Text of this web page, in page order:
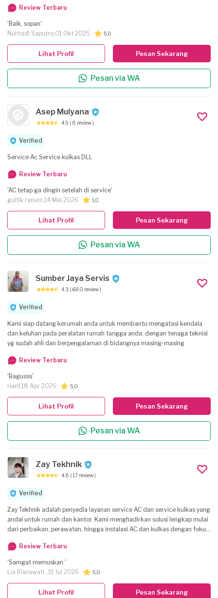
Review Terbaru
'Baik, sopan'
Nurhadi Saputro,01 Okt 2025 5,0
Pesan Sekarang
Pesan via WA
Lihat Profil
Asep Mulyana
4.5 ( 8 review )
Verified
Service Ac Service kulkas DLL
Review Terbaru
'AC tetap ga dingin setelah di service'
gultik ranum,14 Mei 2026 1,0
Pesan Sekarang
Pesan via WA
Lihat Profil
Sumber Jaya Servis
4.3 ( 680 review )
Verified
Kami siap datang kerumah anda untuk membantu mengatasi kendala
dan keluhan pada peralatan rumah tangga anda. dengan tenaga teknisi
yg sudah ahli dan berpengalaman di bidangnya masing-masing
Review Terbaru
'Bagusss'
rianf,18 Apr 2026 5,0
Pesan Sekarang
Pesan via WA
Lihat Profil
Zay Tekhnik
4.8 ( 17 review )
Verified
Zay Tekhnik adalah penyedia layanan service AC dan service kulkas yang
andal untuk rumah dan kantor. Kami menghadirkan solusi lengkap mulai
dari perbaikan, perawatan, hingga instalasi AC dan kulkas dengan fokus
berpengalaman dan bersertifikat siap menangani berbagai merek dan
model, memastikan sistem pendingin Anda kembali bekerja optimal.
Layanan utama: - Service AC: perbaikan AC tidak dingin, AC mati hidup,
kebocoran freon, gangguan elektrik, serta perawatan berkala untuk
efisiensi energi. - Instalasi dan pemasangan AC baru. - Service Kulkas:
Review Terbaru
'Samgat memuskan '
Lia Risnawati ,31 Jul 2026 5,0
Pesan Sekarang
Lihat Profil